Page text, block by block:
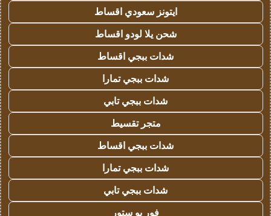
ايتونز سعودي اقساط
شحن يلا لودو اقساط
شدات ببجي اقساط
شدات ببجي تمارا
شدات ببجي تابي
متجر تقسيط
شدات ببجي اقساط
شدات ببجي تمارا
شدات ببجي تابي
فور يو ستور